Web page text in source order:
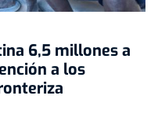
6,5 millones a
a los